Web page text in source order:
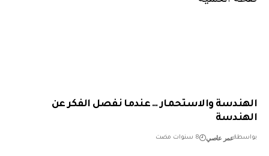
والاستحمار … عندما نفصل الفكر عن
عمر عاصي 8 سنوات مضت